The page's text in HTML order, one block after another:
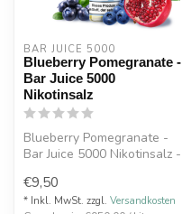
BAR JUICE 5000
Blueberry Pomegranate -
Bar Juice 5000
Nikotinsalz
Blueberry Pomegranate -
Bar Juice 5000 Nikotinsalz -
€9,50
* Inkl. MwSt. zzgl. Versandkosten